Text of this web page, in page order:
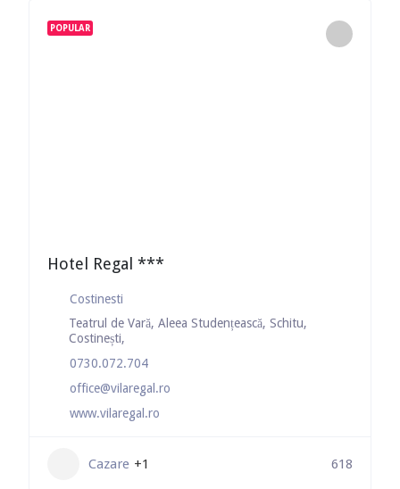
POPULAR
Hotel Regal ***
Costinesti
Teatrul de Vară, Aleea Studențească, Schitu,
Costinești,
0730.072.704
office@vilaregal.ro
www.vilaregal.ro
Cazare +1 618